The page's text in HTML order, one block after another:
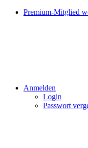
Premium-Mitglied
Anmelden
Login
Passwort